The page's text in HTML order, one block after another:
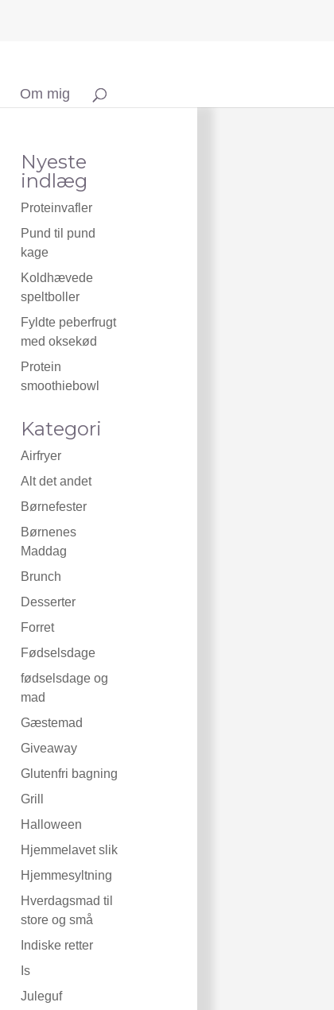
Om mig
Nyeste
indlæg
Proteinvafler
Pund til pund
kage
Koldhævede
speltboller
Fyldte peberfrugt
med oksekød
Protein
smoothiebowl
Kategori
Airfryer
Alt det andet
Børnefester
Børnenes
Maddag
Brunch
Desserter
Forret
Fødselsdage
fødselsdage og
mad
Gæstemad
Giveaway
Glutenfri bagning
Grill
Halloween
Hjemmelavet slik
Hjemmesyltning
Hverdagsmad til
store og små
Indiske retter
Is
Juleguf